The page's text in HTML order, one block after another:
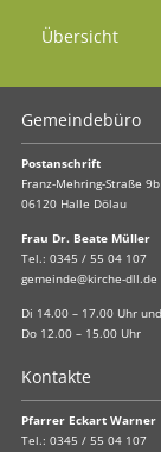
Übersicht
Gemeindebüro
Postanschrift
Franz-Mehring-Straße 9b
06120 Halle Dölau
Frau Dr. Beate Müller
Tel.: 0345 / 55 04 107
gemeinde@kirche-dll.de
Di 14.00 – 17.00 Uhr und
Do 12.00 – 15.00 Uhr
Kontakte
Pfarrer Eckart Warner
Tel.: 0345 / 55 04 107